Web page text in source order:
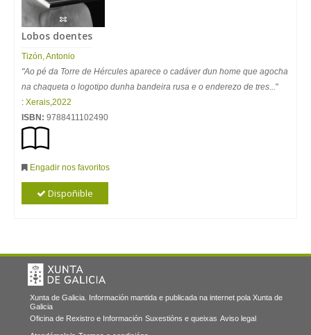
Lobos doentes
Tizón, Antonio
"Ao pé da Torre de Hércules aparece o cadáver dun home que agocha
na chaqueta o logotipo dunha bandeira rusa e o enderezo de tres..."
: Xerais,2022
ISBN: 9788411102490
Engadir nos favoritos
Dispoñible
Xunta de Galicia. Información mantida e publicada na internet pola Xunta de
Galicia
Oficina de Rexistro e Información Suxestións e queixas Aviso legal